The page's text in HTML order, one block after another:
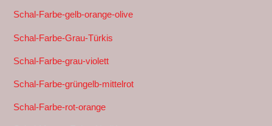
Schal-Farbe-gelb-orange-olive
Schal-Farbe-Grau-Türkis
Schal-Farbe-grau-violett
Schal-Farbe-grüngelb-mittelrot
Schal-Farbe-rot-orange